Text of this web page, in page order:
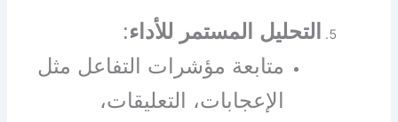
التحليل المستمر للأداء:
متابعة مؤشرات التفاعل مثل
الإعجابات، التعليقات،